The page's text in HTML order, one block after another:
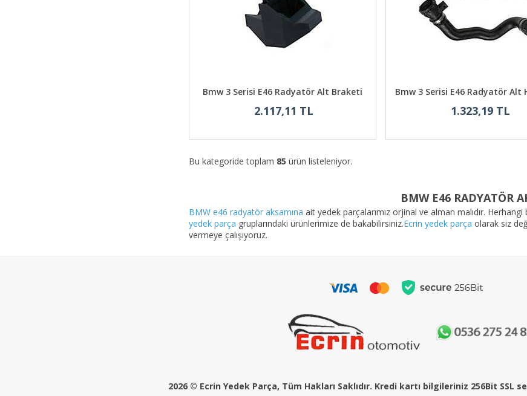
Bmw 3 Serisi E46 Radyatör Alt Braketi
2.117,11 TL
Bmw 3 Serisi E46 Radyatör Alt
1.323,19 TL
Bu kategoride toplam 85 ürün listeleniyor.
BMW E46 RADYATÖR
BMW e46 radyatör aksamına ait yedek parçalarımız orjinal ve alman malıdır.
yedek parça gruplarındaki ürünlerimize de bakabilirsiniz.Ecrin yedek parça olarak siz
vermeye çalışıyoruz.
2026 © Ecrin Yedek Parça, Tüm Hakları Saklıdır. Kredi kartı bilgileriniz 256Bit SSL